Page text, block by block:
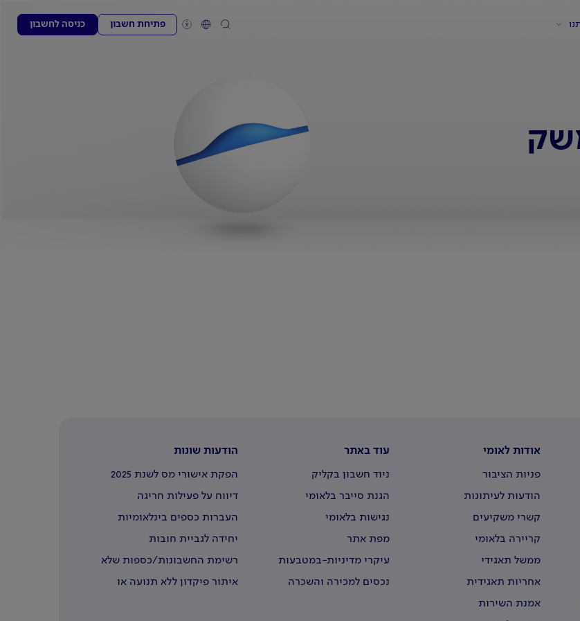
פתיחת חשבון כניסה לחשבון
אודות לאומי
פניות הציבור
הודעות לעיתונות
קשרי משקיעים
קריירה בלאומי
ממשל תאגידי
אחריות תאגידית
אמנת השירות
עוד באתר
ניוד חשבון בקליק
הגנת סייבר בלאומי
נגישות בלאומי
מפת אתר
עיקרי מדיניות-במטבעות
נכסים למכירה והשכרה
הודעות שונות
הפקת אישורי מס לשנת 2025
דיווח על פעילות חריגה
העברות כספים בינלאומיות
יחידה לגביית חובות
רשימת החשבונות/כספות שלא
איתור פיקדון ללא תנועה או